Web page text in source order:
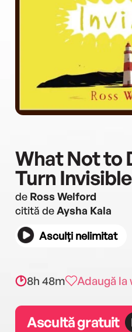
What Not to
Turn Invisible
de Ross Welford
citită deAysha Kala
Asculți nelimitat
8h 48m Adaugă
Ascultă gratuit